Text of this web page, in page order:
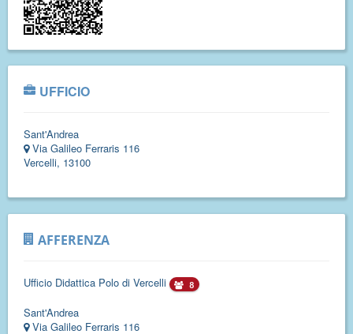
UFFICIO
Sant'Andrea
Via Galileo Ferraris 116
Vercelli, 13100
AFFERENZA
Ufficio Didattica Polo di Vercelli 8
Sant'Andrea
Via Galileo Ferraris 116